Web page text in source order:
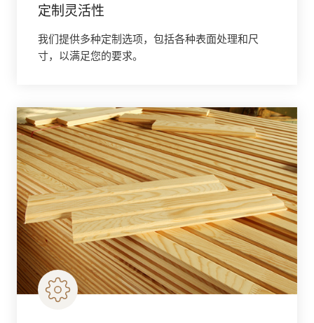
定制灵活性
我们提供多种定制选项，包括各种表面处理和尺
寸，以满足您的要求。